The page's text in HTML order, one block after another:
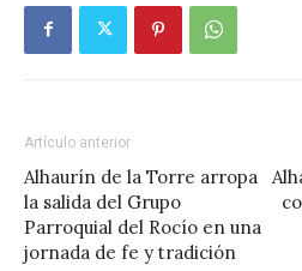
Artículo anterior
Alhaurín de la Torre arropa
la salida del Grupo
Parroquial del Rocío en una
jornada de fe y tradición